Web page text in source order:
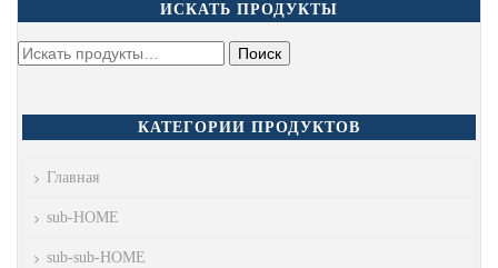
ИСКАТЬ ПРОДУКТЫ
КАТЕГОРИИ ПРОДУКТОВ
Главная
sub-HOME
sub-sub-HOME